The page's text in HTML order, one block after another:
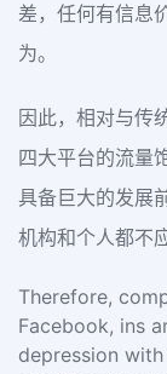
差，任何有信息
为。
因此，相对与传
四大平台的流量
具备巨大的发展
机构和个人都不
Therefore,
Facebook, ins
depression